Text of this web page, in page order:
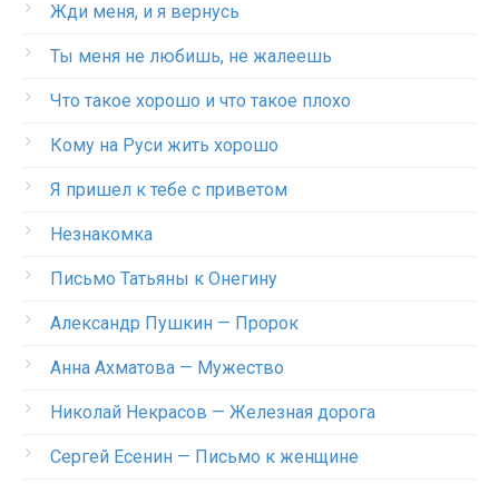
Жди меня, и я вернусь
Ты меня не любишь, не жалеешь
Что такое хорошо и что такое плохо
Кому на Руси жить хорошо
Я пришел к тебе с приветом
Незнакомка
Письмо Татьяны к Онегину
Александр Пушкин — Пророк
Анна Ахматова — Мужество
Николай Некрасов — Железная дорога
Сергей Есенин — Письмо к женщине